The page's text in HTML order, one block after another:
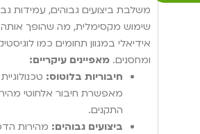
משלבת ביצועים גבוהים, עמידות
שימוש מקסימלית, מה שהופך
אידיאלי במגוון תחומים כמו
ומחסנים. מאפיינים עיקריים:
חיבוריות בלוטוס:
מאפשרת חיבור אלחוטי מהיר
התקנים.
ביצועים גבוהים: מהירות